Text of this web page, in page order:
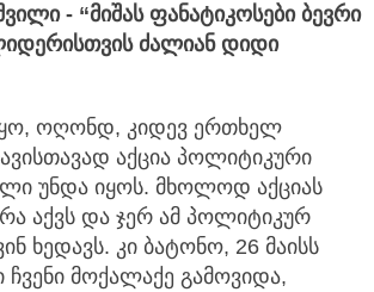
- “მიშას ფანატიკოსები ბევრი
ძალიან დიდი
ოღონდ, კიდევ ერთხელ
აქცია პოლიტიკური
უნდა იყოს. მხოლოდ აქციას
აქვს და ჯერ ამ პოლიტიკურ
ხედავს. კი ბატონო, 26 მაისს
ჩვენი მოქალაქე გამოვიდა,